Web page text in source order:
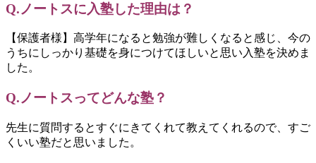
Q.ノートスに入塾した理由は？
【保護者様】高学年になると勉強が難しくなると感じ、今の
うちにしっかり基礎を身につけてほしいと思い入塾を決めま
した。
Q.ノートスってどんな塾 ？
先生に質問するとすぐにきてくれて教えてくれるので、すご
くいい塾だと思いました。